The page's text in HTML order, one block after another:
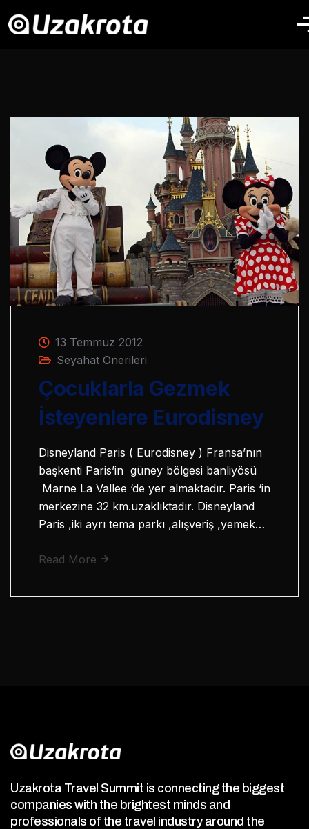
13 Temmuz 2012
Seyahat Önerileri
Çocuklarla Gezmek
İsteyenlere Eurodisney
Disneyland Paris ( Eurodisney ) Fransa’nın
başkenti Paris’in güney bölgesi banliyösü
Marne La Vallee ‘de yer almaktadır. Paris ‘in
merkezine 32 km.uzaklıktadır. Disneyland
Paris ,iki ayrı tema parkı ,alışveriş ,yemek…
Read More
Uzakrota Travel Summit is connecting the biggest
companies with the brightest minds and
professionals of the travel industry around the